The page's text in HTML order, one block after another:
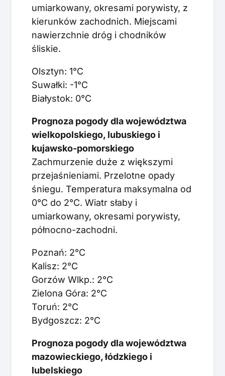
umiarkowany, okresami porywisty, z
kierunków zachodnich. Miejscami
nawierzchnie dróg i chodników
śliskie.
Olsztyn: 1°C
Suwałki: -1°C
Białystok: 0°C
Prognoza pogody dla województwa
wielkopolskiego, lubuskiego i
kujawsko-pomorskiego
Zachmurzenie duże z większymi
przejaśnieniami. Przelotne opady
śniegu. Temperatura maksymalna od
0°C do 2°C. Wiatr słaby i
umiarkowany, okresami porywisty,
północno-zachodni.
Poznań: 2°C
Kalisz: 2°C
Gorzów Wlkp.: 2°C
Zielona Góra: 2°C
Toruń: 2°C
Bydgoszcz: 2°C
Prognoza pogody dla województwa
mazowieckiego, łódzkiego i
lubelskiego